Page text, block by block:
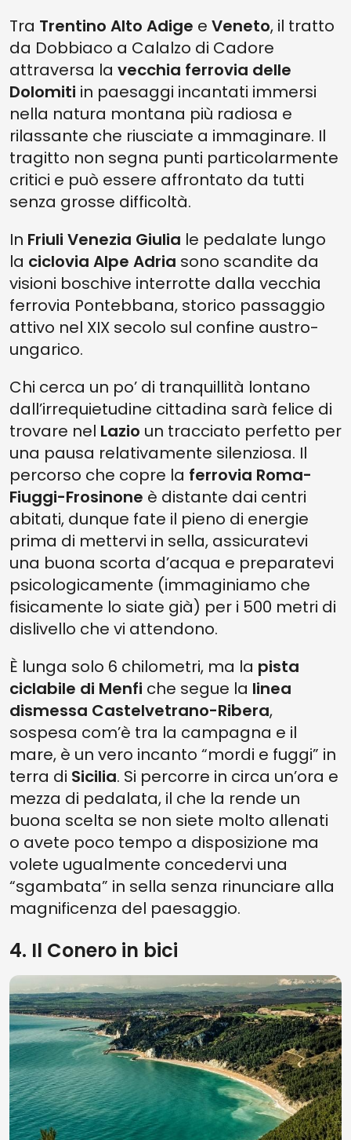
Tra Trentino Alto Adige e Veneto, il tratto
da Dobbiaco a Calalzo di Cadore
attraversa la vecchia ferrovia delle
Dolomiti in paesaggi incantati immersi
nella natura montana più radiosa e
rilassante che riusciate a immaginare. Il
tragitto non segna punti particolarmente
critici e può essere affrontato da tutti
senza grosse difficoltà.
In Friuli Venezia Giulia le pedalate lungo
la ciclovia Alpe Adria sono scandite da
visioni boschive interrotte dalla vecchia
ferrovia Pontebbana, storico passaggio
attivo nel XIX secolo sul confine austro-
ungarico.
Chi cerca un po’ di tranquillità lontano
dall’irrequietudine cittadina sarà felice di
trovare nel Lazio un tracciato perfetto per
una pausa relativamente silenziosa. Il
percorso che copre la ferrovia Roma-
Fiuggi-Frosinone è distante dai centri
abitati, dunque fate il pieno di energie
prima di mettervi in sella, assicuratevi
una buona scorta d’acqua e preparatevi
psicologicamente (immaginiamo che
fisicamente lo siate già) per i 500 metri di
dislivello che vi attendono.
È lunga solo 6 chilometri, ma la pista
ciclabile di Menfi che segue la linea
dismessa Castelvetrano-Ribera,
sospesa com’è tra la campagna e il
mare, è un vero incanto “mordi e fuggi” in
terra di Sicilia. Si percorre in circa un’ora e
mezza di pedalata, il che la rende un
buona scelta se non siete molto allenati
o avete poco tempo a disposizione ma
volete ugualmente concedervi una
“sgambata” in sella senza rinunciare alla
magnificenza del paesaggio.
4. Il Conero in bici